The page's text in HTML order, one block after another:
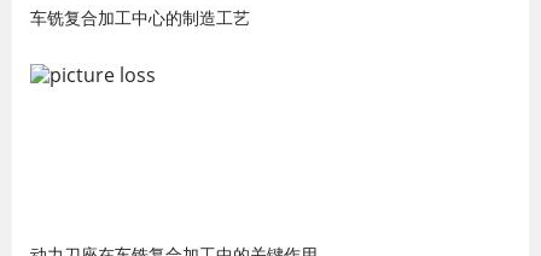
车铣复合加工中心的制造工艺